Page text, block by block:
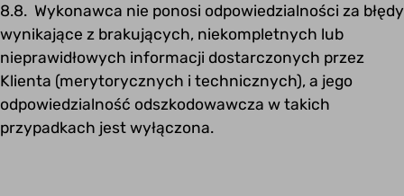
8.8. Wykonawca nie ponosi odpowiedzialności za błędy
wynikające z brakujących, niekompletnych lub
nieprawidłowych informacji dostarczonych przez
Klienta (merytorycznych i technicznych), a jego
odpowiedzialność odszkodowawcza w takich
przypadkach jest wyłączona.